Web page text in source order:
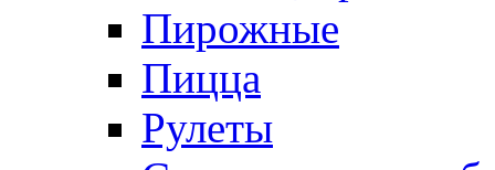
Пирожные
Пицца
Рулеты